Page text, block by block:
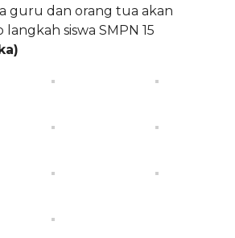
guru dan orang tua akan
siswa SMPN 15